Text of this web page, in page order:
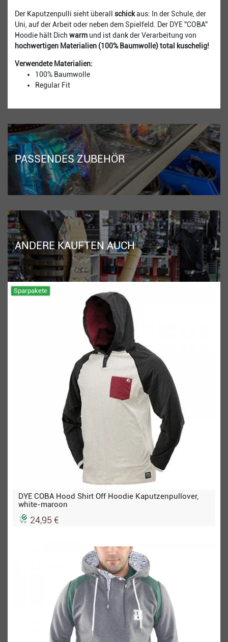
Der Kaputzenpulli sieht überall schickaus: In der Schule, der
Uni, auf der Arbeit oder neben dem Spielfeld. Der DYE "COBA"
Hoodie hält Dich warm und ist dank der Verarbeitung von
hochwertigen Materialien (100% Baumwolle) total kuschelig!
Verwendete Materialien:
100% Baumwolle
Regular Fit
PASSENDES ZUBEHÖR
ANDERE KAUFTEN AUCH
Sparpakete
DYE COBA Hood Shirt Off Hoodie Kaputzenpullover,
white-maroon
24,95 €